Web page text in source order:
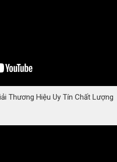
Thương Hiệu Uy Tín Chất Lượng